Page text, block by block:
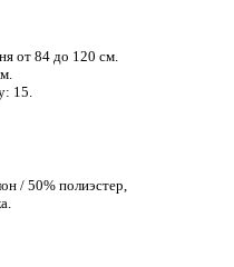
от 84 до 120 см.
15.
/ 50% полиэстер,